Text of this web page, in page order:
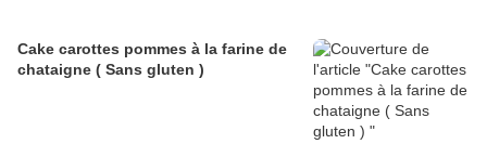
Cake carottes pommes à la farine de
chataigne ( Sans gluten )